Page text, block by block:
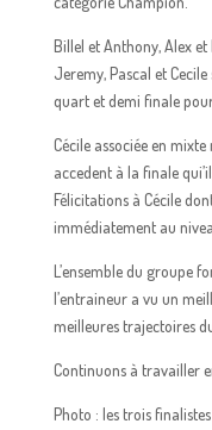
Billel et Anthony, Alex et
Jeremy, Pascal et
quart et demi finale
Cécile associée en
accedent à la finale
Félicitations à Cécile
immédiatement au
L’ensemble du groupe
l’entraineur a vu un
meilleures trajectoires
Continuons à travailler
Photo : les trois